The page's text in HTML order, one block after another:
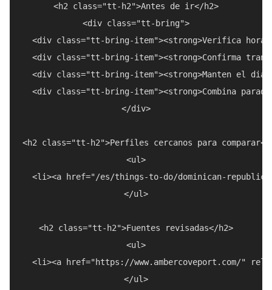
<h2 class="tt-h2">Antes de ir</h2>
<div class="tt-bring">
<div class="tt-bring-item"><strong>Verifica
<div class="tt-bring-item"><strong>Confirma
<div class="tt-bring-item"><strong>Manten el
<div class="tt-bring-item"><strong>Combina
</div>
<h2 class="tt-h2">Perfiles cercanos para comparar</
<ul>
<li><a href="/es/things-to-do/dominican-
</ul>
<h2 class="tt-h2">Fuentes revisadas</h2>
<ul>
<li><a href="https://www.ambercoveport.com/"